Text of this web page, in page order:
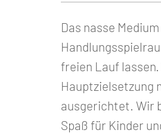
Das nasse
freien Lauf
Hauptzielsetzung
ausgerichtet. Wir
Spaß für Kinder